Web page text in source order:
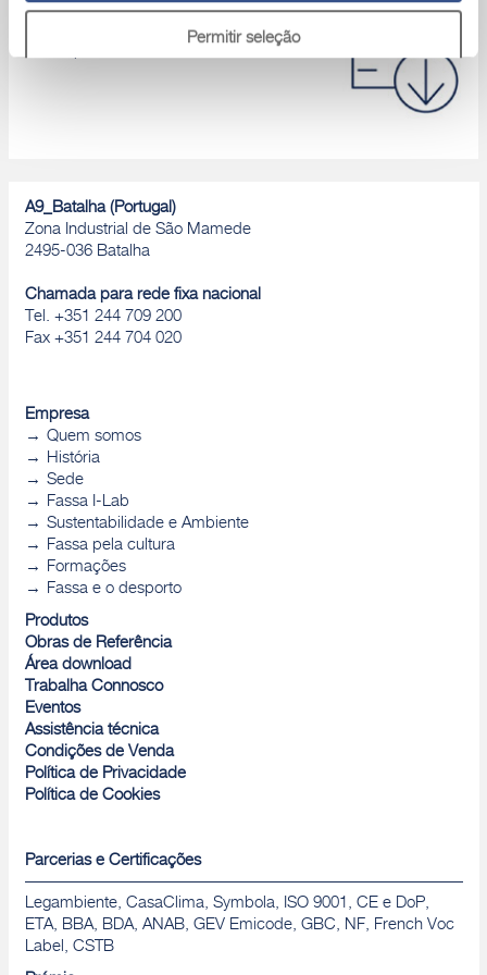
Permitir seleção
Catálogos de produtos, Declaração de
A9_Batalha (Portugal)
Zona Industrial de São Mamede
2495-036 Batalha
Chamada para rede fixa nacional
Tel. +351 244 709 200
Fax +351 244 704 020
Empresa
Quem somos
História
Sede
Fassa I-Lab
Sustentabilidade e Ambiente
Fassa pela cultura
Formações
Fassa e o desporto
Produtos
Obras de Referência
Área download
Trabalha Connosco
Eventos
Assistência técnica
Condições de Venda
Política de Privacidade
Política de Cookies
Parcerias e Certificações
Legambiente, CasaClima, Symbola, ISO 9001, CE e DoP,
ETA, BBA, BDA, ANAB, GEV Emicode, GBC, NF, French Voc
Label, CSTB